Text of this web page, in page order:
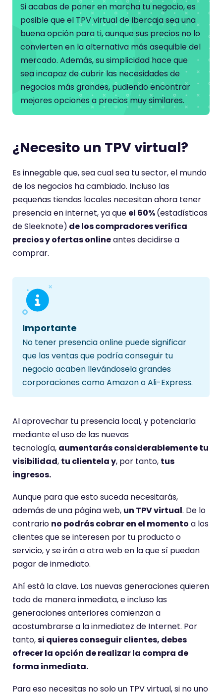
Si acabas de poner en marcha tu negocio, es
posible que el TPV virtual de Ibercaja sea una
buena opción para ti, aunque sus precios no lo
convierten en la alternativa más asequible del
mercado. Además, su simplicidad hace que
sea incapaz de cubrir las necesidades de
negocios más grandes, pudiendo encontrar
mejores opciones a precios muy similares.
¿Necesito un TPV virtual?
Es innegable que, sea cual sea tu sector, el mundo
de los negocios ha cambiado. Incluso las
pequeñas tiendas locales necesitan ahora tener
presencia en internet, ya que el 60%(estadísticas
de Sleeknote) de los compradores verifica
precios y ofertas onlineantes decidirse a
comprar.
Importante
No tener presencia online puede significar
que las ventas que podría conseguir tu
negocio acaben llevándosela grandes
corporaciones como Amazon o Ali-Express.
Al aprovechar tu presencia local, y potenciarla
mediante el uso de las nuevas
tecnología, aumentarás considerablemente tu
visibilidad, tu clientela y, por tanto, tus
ingresos.
Aunque para que esto suceda necesitarás,
además de una página web, un TPV virtual. De lo
contrario no podrás cobrar en el momento a los
clientes que se interesen por tu producto o
servicio, y se irán a otra web en la que sí puedan
pagar de inmediato.
Ahí está la clave. Las nuevas generaciones quieren
todo de manera inmediata, e incluso las
generaciones anteriores comienzan a
acostumbrarse a la inmediatez de Internet. Por
tanto,si quieres conseguir clientes, debes
ofrecer la opción de realizar la compra de
forma inmediata.
Para eso necesitas no solo un TPV virtual, si no uno